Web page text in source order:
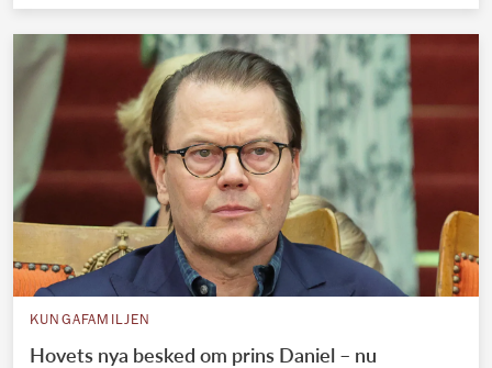
KUNGAFAMILJEN
Hovets nya besked om prins Daniel – nu